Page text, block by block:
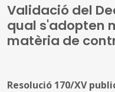
Validació del
qual s'adopten
matèria de
Resolució 170/XV